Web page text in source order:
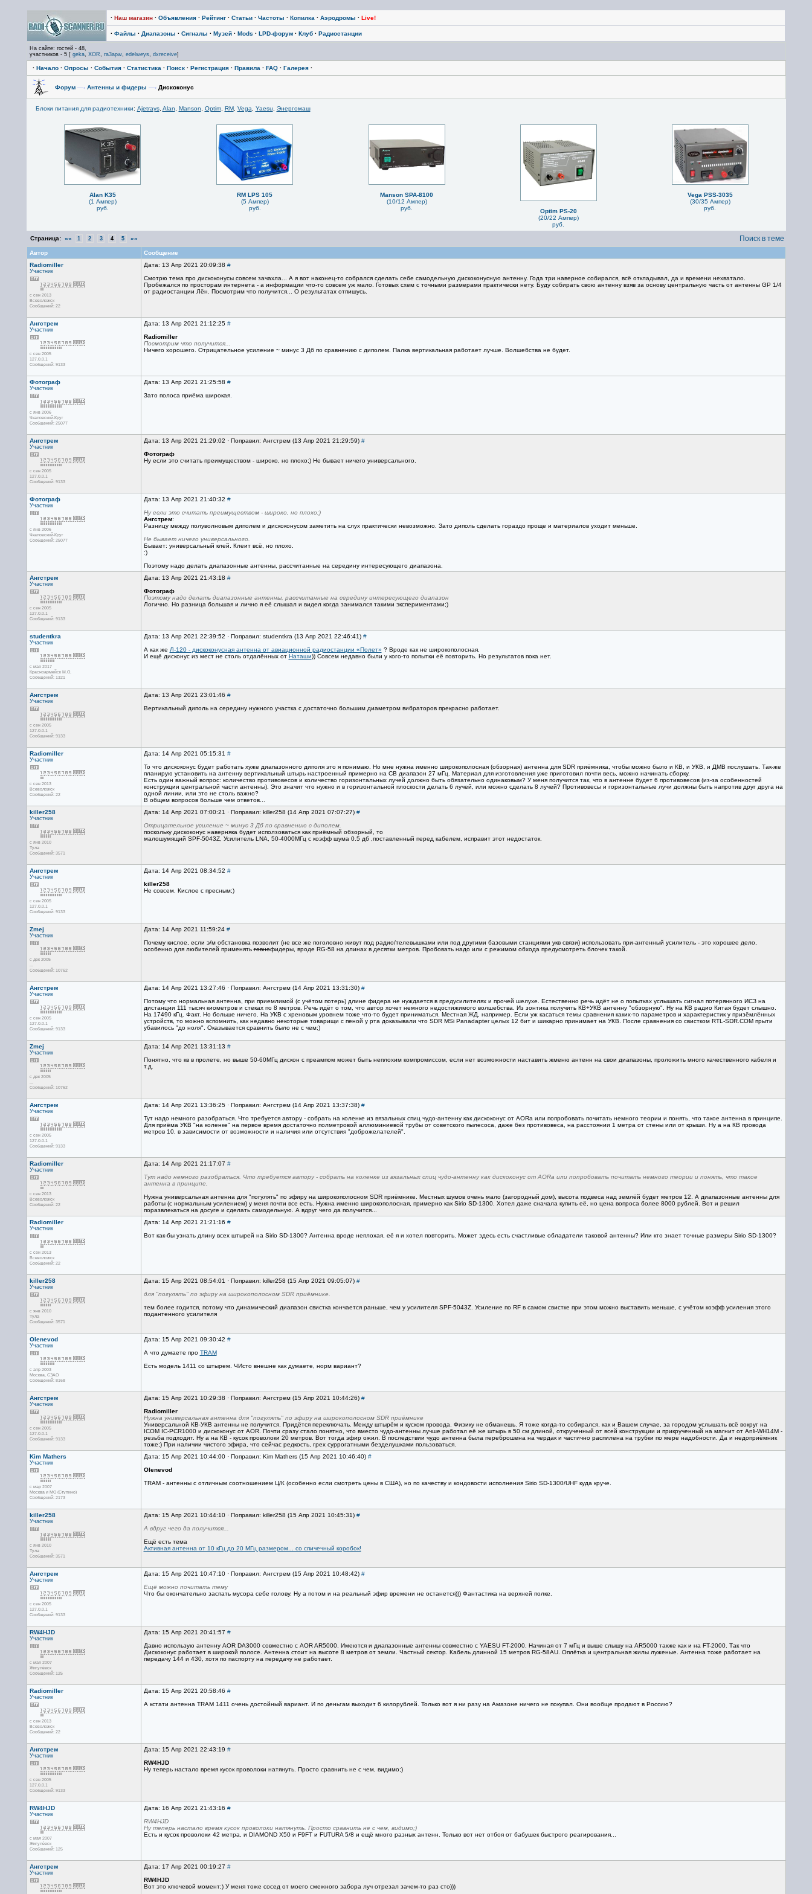
· Наш магазин· Объявления· Рейтинг· Статьи· Частоты · Копилка · Аэродромы · Live!
· Файлы · Диапазоны · Сигналы · Музей· Mods · LPD-форум· Клуб· Радиостанции
На сайте: гостей - 48,
участников - 5 [ geka, XOR, ra3apw, edelweys, dxreceive]
· Начало· Опросы · События· Статистика · Поиск· Регистрация· Правила · FAQ· Галерея·
Форум —› Антенны и фидеры —›Дискоконус
Блоки питания для радиотехники: Ajetrays, Alan Manson Optim, RM, Vega Yaesu Энергомаш
Alan K35
(1 Ампер)
руб.
RM LPS 105
(5 Ампер)
руб.
Manson SPA-8100
(10/12 Ампер)
руб.
Optim PS-20
(20/22 Ампер)
руб.
Vega PSS-3035
(30/35 Ампер)
руб.
Страница: «« 1 2 3 4 5 »» Поиск в теме
Автор
Сообщение
Radiomiller
Участник
с сен 2013
Всеволожск
Сообщений: 22
Дата: 13 Апр 2021 20:09:38 #
Смотрю тема про дискоконусы совсем зачахла... А я вот наконец-то собрался сделать себе самодельную дискоконусную антенну. Года три наверное собирался, всё откладывал, да и времени нехватало.
Пробежался по просторам интернета - а информации что-то совсем уж мало. Готовых схем с точными размерами практически нету. Буду собирать свою антенну взяв за основу центральную часть от антенны GP 1/4
от радиостанции Лён. Посмотрим что получится... О результатах отпишусь.
Ангстрем
Участник
с сен 2005
127.0.0.1
Сообщений: 9133
Дата: 13 Апр 2021 21:12:25 #
Radiomiller
Посмотрим что получится...
Ничего хорошего. Отрицательное усиление ~ минус 3 Дб по сравнению с диполем. Палка вертикальная работает лучше. Волшебства не будет.
Фотограф
Участник
с янв 2006
Чкаловский-Круг
Сообщений: 25077
Дата: 13 Апр 2021 21:25:58 #
Зато полоса приёма широкая.
Ангстрем
Участник
с сен 2005
127.0.0.1
Сообщений: 9133
Дата: 13 Апр 2021 21:29:02 · Поправил: Ангстрем (13 Апр 2021 21:29:59) #
Фотограф
Ну если это считать преимуществом - широко, но плохо;) Не бывает ничего универсального.
Фотограф
Участник
с янв 2006
Чкаловский-Круг
Сообщений: 25077
Дата: 13 Апр 2021 21:40:32 #
Ну если это считать преимуществом - широко, но плохо;)
Ангстрем:
Разницу между полуволновым диполем и дискоконусом заметить на слух практически невозможно. Зато диполь сделать гораздо проще и материалов уходит меньше.
Не бывает ничего универсального.
Бывает: универсальный клей. Клеит всё, но плохо.
:)
Поэтому надо делать диапазонные антенны, рассчитанные на середину интересующего диапазона.
Ангстрем
Участник
с сен 2005
127.0.0.1
Сообщений: 9133
Дата: 13 Апр 2021 21:43:18 #
Фотограф
Поэтому надо делать диапазонные антенны, рассчитанные на середину интересующего диапазон
Логично. Но разница большая и лично я её слышал и видел когда занимался такими экспериментами;)
studentkra
Участник
с мая 2017
Красноармейск М.О.
Сообщений: 1321
Дата: 13 Апр 2021 22:39:52 · Поправил: studentkra (13 Апр 2021 22:46:41) #
А как же Л-120 - дискоконусная антенна от авиационной радиостанции «Полет» ? Вроде как не широкополосная.
И ещё дисконус из мест не столь отдалённых от Наташи)) Совсем недавно были у кого-то попытки её повторить. Но результатов пока нет.
Ангстрем
Участник
с сен 2005
127.0.0.1
Сообщений: 9133
Дата: 13 Апр 2021 23:01:46 #
Вертикальный диполь на середину нужного участка с достаточно большим диаметром вибраторов прекрасно работает.
Radiomiller
Участник
с сен 2013
Всеволожск
Сообщений: 22
Дата: 14 Апр 2021 05:15:31 #
То что дискоконус будет работать хуже диапазонного диполя это я понимаю. Но мне нужна именно широкополосная (обзорная) антенна для SDR приёмника, чтобы можно было и КВ, и УКВ, и ДМВ послушать. Так-же
планирую установить на антенну вертикальный штырь настроенный примерно на CB диапазон 27 мГц. Материал для изготовления уже приготовил почти весь, можно начинать сборку.
Есть один важный вопрос: количество противовесов и количество горизонтальных лучей должно быть обязательно одинаковым? У меня получится так, что в антенне будет 6 противовесов (из-за особенностей
конструкции центральной части антенны). Это значит что нужно и в горизонтальной плоскости делать 6 лучей, или можно сделать 8 лучей? Противовесы и горизонтальные лучи должны быть напротив друг друга на
одной линии, или это не столь важно?
В общем вопросов больше чем ответов...
killer258
Участник
с янв 2010
Тула
Сообщений: 3571
Дата: 14 Апр 2021 07:00:21 · Поправил: killer258 (14 Апр 2021 07:07:27) #
Отрицательное усиление ~ минус 3 Дб по сравнению с диполем.
поскольку дискоконус наверняка будет исползоваться как приёмный обзорный, то
малошумящий SPF-5043Z, Усилитель LNA, 50-4000МГц с коэфф шума 0.5 дб ,поставленный перед кабелем, исправит этот недостаток.
Ангстрем
Участник
с сен 2005
127.0.0.1
Сообщений: 9133
Дата: 14 Апр 2021 08:34:52 #
killer258
Не совсем. Кислое с пресным;)
Zmej
Участник
с дек 2005
...
Сообщений: 10762
Дата: 14 Апр 2021 11:59:24 #
Почему кислое, если э/м обстановка позволит (не все же поголовно живут под радио/телевышками или под другими базовыми станциями укв связи) использовать при-антенный усилитель - это хорошее дело,
особенно для любителей применятьговнофидеры, вроде RG-58 на длинах в десятки метров. Пробовать надо или с режимом обхода предусмотреть блочек такой.
Ангстрем
Участник
с сен 2005
127.0.0.1
Сообщений: 9133
Дата: 14 Апр 2021 13:27:46 · Поправил: Ангстрем (14 Апр 2021 13:31:30) #
Потому что нормальная антенна, при приемлимой (с учётом потерь) длине фидера не нуждается в предусилителях и прочей шелухе. Естественно речь идёт не о попытках услышать сигнал потерянного ИСЗ на
дистанции 111 тысяч киометров и стеках по 8 метров. Речь идёт о том, что автор хочет немного недостижимого волшебства. Из зонтика получить КВ+УКВ антенну "обзорную". Ну на КВ радио Китая будет слышно.
На 17490 кГц. Факт. Но больше ничего. На УКВ с хреновым уровнем тоже что-то будет приниматься. Местная ЖД, например. Если уж касаться темы сравнения каких-то параметров и характеристик у призёмлённых
устройств, то можно вспомнить, как недавно некоторые товарищи с пеной у рта доказывали что SDR MSi Panadapter целых 12 бит и шикарно принимает на УКВ. После сравнения со свистком RTL-SDR.COM прыти
убавилось "до ноля". Оказывается сравнить было не с чем;)
Zmej
Участник
с дек 2005
...
Сообщений: 10762
Дата: 14 Апр 2021 13:31:13 #
Понятно, что кв в пролете, но выше 50-60МГц дискон с преампом может быть неплохим компромиссом, если нет возможности наставить жменю антенн на свои диапазоны, проложить много качественного кабеля и
т.д.
Ангстрем
Участник
с сен 2005
127.0.0.1
Сообщений: 9133
Дата: 14 Апр 2021 13:36:25 · Поправил: Ангстрем (14 Апр 2021 13:37:38) #
Тут надо немного разобраться. Что требуется автору - собрать на коленке из вязальных спиц чудо-антенну как дискоконус от AORа или попробовать почитать немного теории и понять, что такое антенна в принципе.
Для приёма УКВ "на коленке" на первое время достаточно полметровой аллюминиевой трубы от советского пылесоса, даже без противовеса, на расстоянии 1 метра от стены или от крыши. Ну а на КВ провода
метров 10, в зависимости от возможности и наличия или отсутствия "доброжелателей".
Radiomiller
Участник
с сен 2013
Всеволожск
Сообщений: 22
Дата: 14 Апр 2021 21:17:07 #
Тут надо немного разобраться. Что требуется автору - собрать на коленке из вязальных спиц чудо-антенну как дискоконус от AORа или попробовать почитать немного теории и понять, что такое
антенна в принципе.
Нужна универсальная антенна для "погулять" по эфиру на широкополосном SDR приёмнике. Местных шумов очень мало (загородный дом), высота подвеса над землёй будет метров 12. А диапазонные антенны для
работы (с нормальным усилением) у меня почти все есть. Нужна именно широкополосная, примерно как Sirio SD-1300. Хотел даже сначала купить её, но цена вопроса более 8000 рублей. Вот и решил
поразвлекаться на досуге и сделать самодельную. А вдруг чего да получится...
Radiomiller
Участник
с сен 2013
Всеволожск
Сообщений: 22
Дата: 14 Апр 2021 21:21:16 #
Вот как-бы узнать длину всех штырей на Sirio SD-1300? Антенна вроде неплохая, её я и хотел повторить. Может здесь есть счастливые обладатели таковой антенны? Или кто знает точные размеры Sirio SD-1300?
killer258
Участник
с янв 2010
Тула
Сообщений: 3571
Дата: 15 Апр 2021 08:54:01 · Поправил: killer258 (15 Апр 2021 09:05:07) #
для "погулять" по эфиру на широкополосном SDR приёмнике.
тем более годится, потому что динамический диапазон свистка кончается раньше, чем у усилителя SPF-5043Z. Усиление по RF в самом свистке при этом можно выставить меньше, с учётом коэфф усиления этого
подантенного усилителя
Olenevod
Участник
с апр 2003
Москва, СЗАО
Сообщений: 8168
Дата: 15 Апр 2021 09:30:42 #
А что думаете про TRAM
Есть модель 1411 со штырем. ЧИсто внешне как думаете, норм вариант?
Ангстрем
Участник
с сен 2005
127.0.0.1
Сообщений: 9133
Дата: 15 Апр 2021 10:29:38 · Поправил: Ангстрем (15 Апр 2021 10:44:26) #
Radiomiller
Нужна универсальная антенна для "погулять" по эфиру на широкополосном SDR приёмнике
Универсальной КВ-УКВ антенны не получится. Придётся переключать. Между штырём и куском провода. Физику не обманешь. Я тоже когда-то собирался, как и Вашем случае, за городом услышать всё вокруг на
ICOM IC-PCR1000 и дискоконус от AOR. Почти сразу стало понятно, что вместо чудо-антенны лучше работал её же штырь в 50 см длиной, открученный от всей конструкции и прикрученный на магнит от Anli-WH14M -
резьба подходит. Ну а на КВ - кусок проволоки 20 метров. Вот тогда эфир ожил. В последствии чудо антенна была переброшена на чердак и частично распилена на трубки по мере надобности. Да и недоприёмник
тоже;) При наличии чистого эфира, что сейчас редкость, грех суррогатными безделушками пользоваться.
Kim Mathers
Участник
с мар 2007
Москва и МО (Ступино)
Сообщений: 2173
Дата: 15 Апр 2021 10:44:00 · Поправил: Kim Mathers (15 Апр 2021 10:46:40) #
Olenevod
TRAM - антенны с отличным соотношением Ц/К (особенно если смотреть цены в США), но по качеству и кондовости исполнения Sirio SD-1300/UHF куда круче.
killer258
Участник
с янв 2010
Тула
Сообщений: 3571
Дата: 15 Апр 2021 10:44:10 · Поправил: killer258 (15 Апр 2021 10:45:31) #
А вдруг чего да получится...
Ещё есть тема
Активная антенна от 10 кГц до 20 МГц размером... со спичечный коробок!
Ангстрем
Участник
с сен 2005
127.0.0.1
Сообщений: 9133
Дата: 15 Апр 2021 10:47:10 · Поправил: Ангстрем (15 Апр 2021 10:48:42) #
Ещё можно почитать тему
Что бы окончательно заспать мусора себе голову. Ну а потом и на реальный эфир времени не останется))) Фантастика на верхней полке.
RW4HJD
Участник
с мая 2007
Жигулёвск
Сообщений: 125
Дата: 15 Апр 2021 20:41:57 #
Давно использую антенну AOR DA3000 совместно с AOR AR5000. Имеются и диапазонные антенны совместно с YAESU FT-2000. Начиная от 7 мГц и выше слышу на AR5000 также как и на FT-2000. Так что
Дискоконус работает в широкой полосе. Антенна стоит на высоте 8 метров от земли. Частный сектор. Кабель длинной 15 метров RG-58AU. Оплётка и центральная жилы луженые. Антенна тоже работает на
передачу 144 и 430, хотя по паспорту на передачу не работает.
Radiomiller
Участник
с сен 2013
Всеволожск
Сообщений: 22
Дата: 15 Апр 2021 20:58:46 #
А кстати антенна TRAM 1411 очень достойный вариант. И по деньгам выходит 6 килорублей. Только вот я ни разу на Амазоне ничего не покупал. Они вообще продают в Россию?
Ангстрем
Участник
с сен 2005
127.0.0.1
Сообщений: 9133
Дата: 15 Апр 2021 22:43:19 #
RW4HJD
Ну теперь настало время кусок проволоки натянуть. Просто сравнить не с чем, видимо;)
RW4HJD
Участник
с мая 2007
Жигулёвск
Сообщений: 125
Дата: 16 Апр 2021 21:43:16 #
RW4HJD
Ну теперь настало время кусок проволоки натянуть. Просто сравнить не с чем, видимо;)
Есть и кусок проволоки 42 метра, и DIAMOND X50 и F9FT и FUTURA 5/8 и ещё много разных антенн. Только вот нет отбоя от бабушек быстрого реагирования...
Ангстрем
Участник
Дата: 17 Апр 2021 00:19:27 #
RW4HJD
Вот это ключевой момент;) У меня тоже сосед от моего смежного забора луч отрезал зачем-то раз сто)))